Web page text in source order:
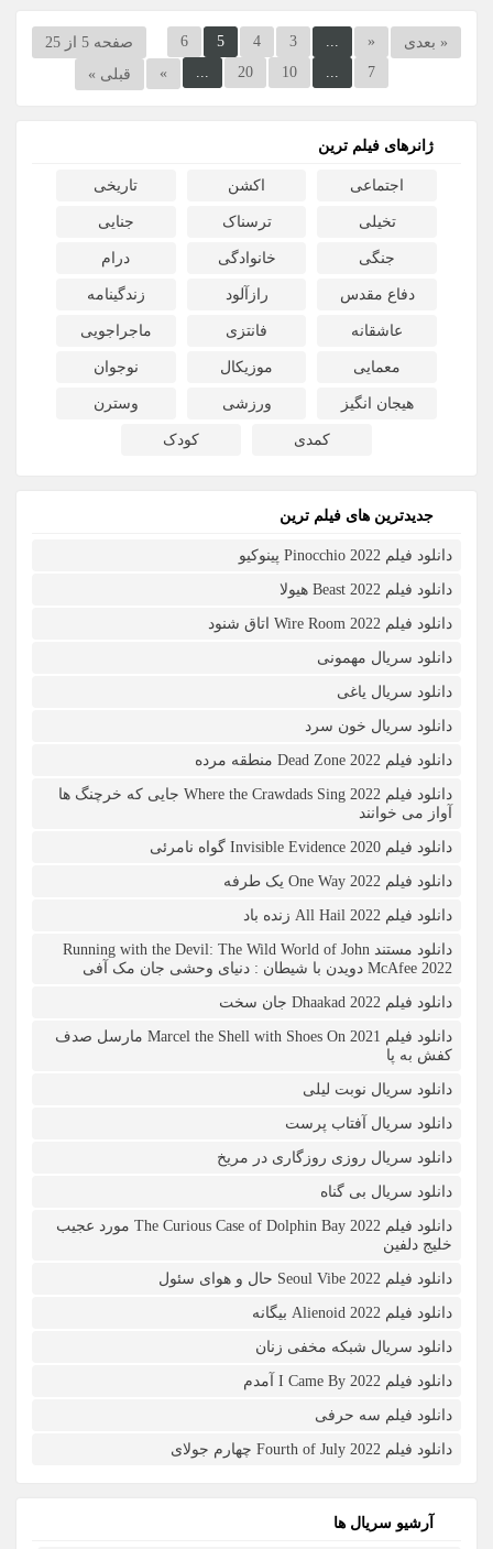
صفحه 5 از 25 « بعدی «
3
4
5
6
7
10
20
» قبلی »
ژانرهای فیلم ترین
اجتماعی اکشن تاریخی
تخیلی ترسناک جنایی
جنگی خانوادگی درام
دفاع مقدس رازآلود زندگینامه
عاشقانه فانتزی ماجراجویی
معمایی موزیکال نوجوان
هیجان انگیز ورزشی وسترن
کمدی کودک
جدیدترین های فیلم ترین
دانلود فیلم Pinocchio 2022 پینوکیو
دانلود فیلم Beast 2022 هیولا
دانلود فیلم Wire Room 2022 اتاق شنود
دانلود سریال مهمونی
دانلود سریال یاغی
دانلود سریال خون سرد
دانلود فیلم 2022 Dead Zone منطقه مرده
دانلود فیلم Where the Crawdads Sing 2022 جایی که خرچنگ ها
آواز می خوانند
دانلود فیلم 2020 Invisible Evidence گواه نامرئی
دانلود فیلم One Way 2022 یک طرفه
دانلود فیلم All Hail 2022 زنده باد
دانلود مستند Running with the Devil: The Wild World of John
McAfee 2022 دویدن با شیطان : دنیای وحشی جان مک آفی
دانلود فیلم Dhaakad 2022 جان سخت
دانلود فیلم Marcel the Shell with Shoes On 2021 مارسل صدف
کفش به پا
دانلود سریال نوبت لیلی
دانلود سریال آفتاب پرست
دانلود سریال روزی روزگاری در مریخ
دانلود سریال بی گناه
دانلود فیلم The Curious Case of Dolphin Bay 2022 مورد عجیب
خلیج دلفین
دانلود فیلم Seoul Vibe 2022 حال و هوای سئول
دانلود فیلم Alienoid 2022 بیگانه
دانلود سریال شبکه مخفی زنان
دانلود فیلم I Came By 2022 آمدم
دانلود فیلم سه حرفی
دانلود فیلم Fourth of July 2022 چهارم جولای
آرشیو سریال ها